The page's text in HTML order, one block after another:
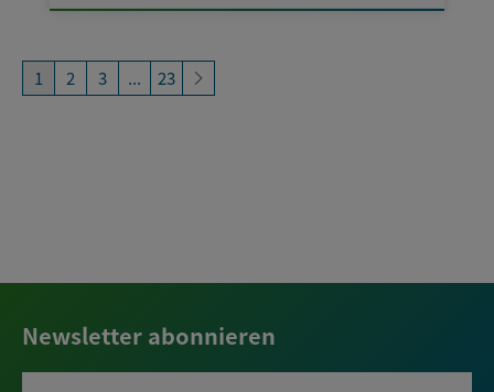
1 2 3 ... 23
Newsletter abonnieren